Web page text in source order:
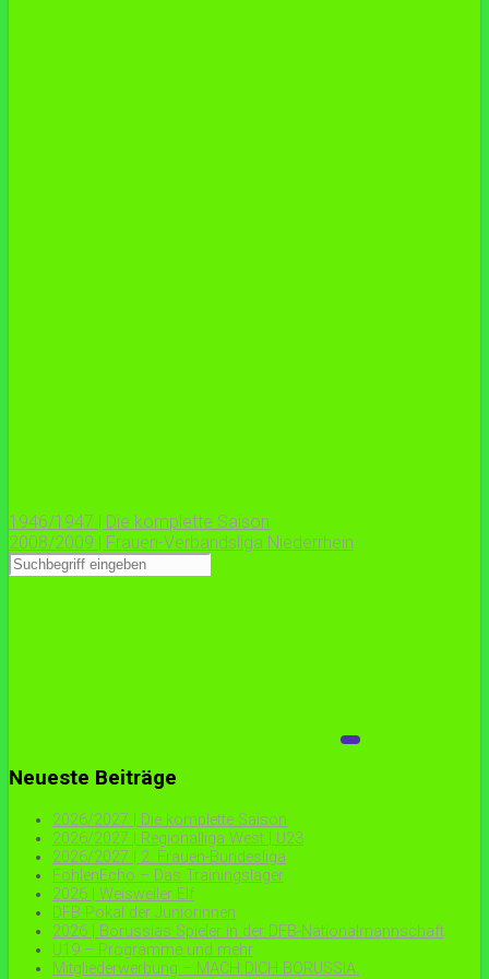
1946/1947 | Die komplette Saison
2008/2009 | Frauen-Verbandsliga Niederrhein
Neueste Beiträge
2026/2027 | Die komplette Saison
2026/2027 | Regionalliga West | U23
2026/2027 | 2. Frauen-Bundesliga
FohlenEcho – Das Trainingslager
2026 | Weisweiler Elf
DFB-Pokal der Juniorinnen
2026 | Borussias Spieler in der DFB-Nationalmannschaft
U19 – Programme und mehr
Mitgliederwerbung – MACH DICH BORUSSIA.